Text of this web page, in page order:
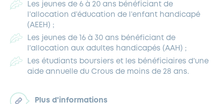
Les jeunes de 6 à 20 ans bénéficiant de
l’allocation d’éducation de l’enfant handicapé
(AEEH) ;
Les jeunes de 16 à 30 ans bénéficiant de
l’allocation aux adultes handicapés (AAH) ;
Les étudiants boursiers et les bénéficiaires d’une
aide annuelle du Crous de moins de 28 ans.
Plus d'informations